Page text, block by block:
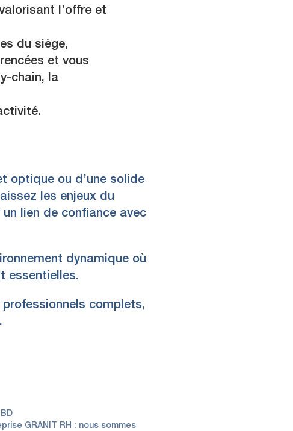
l’offre et
du siège,
et vous
chain, la
optique ou d’une solide
les enjeux du
lien de confiance avec
dynamique où
essentielles.
complets,
GRANIT RH : nous sommes